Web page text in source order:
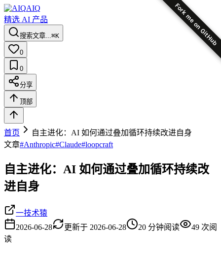
Fork me on GitHub
AIQ
精选 AI 产品
搜索文章...⌘K
0
0
分享
顶部
首页
自主进化：AI 如何通过叠加循环持续改进自身
文章#Anthropic#Claude#loopcraft
自主进化：AI 如何通过叠加循环持续改
进自身
一技术猿
2026-06-28
更新于 2026-06-28 20 分钟阅读 49 次阅
读